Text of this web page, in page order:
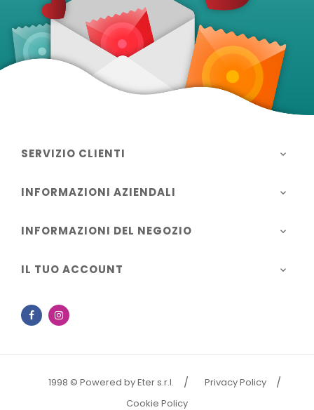
SERVIZIO CLIENTI 
INFORMAZIONI AZIENDALI 
INFORMAZIONI DEL NEGOZIO 
IL TUO ACCOUNT 
Facebook
1998 © Powered by Eter s.r.l.
Privacy Policy
Cookie Policy